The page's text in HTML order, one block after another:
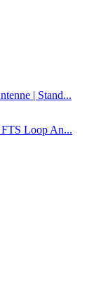
| Stand...
Loop An...